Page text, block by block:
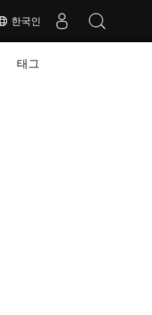
한국인
태그